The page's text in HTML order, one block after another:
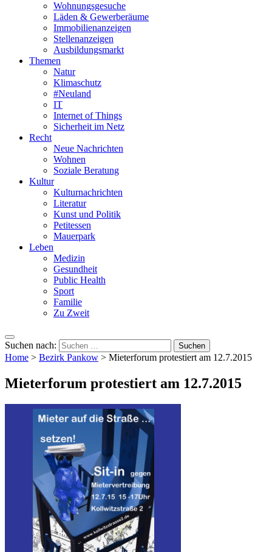
Wohnungsgesuche
Läden & Gewerberäume
Immobilienanzeigen
Stellenanzeigen
Ausbildungsmarkt
Themen
Natur
Klimaschutz
#Neuland
IT
Internet of Things
Sicherheit im Netz
Recht
Neue Nachrichten
Wohnen
Soziale Beratung
Kultur
Kulturnachrichten
Literatur
Kunst und Politik
Petitessen
Mauerpark
Leben
Medizin
Gesundheit
Public Health
Sport
Familie
Zu Zweit
Suchen nach:
Home > Bezirk Pankow > Mieterforum protestiert am 12.7.2015
Mieterforum protestiert am 12.7.2015